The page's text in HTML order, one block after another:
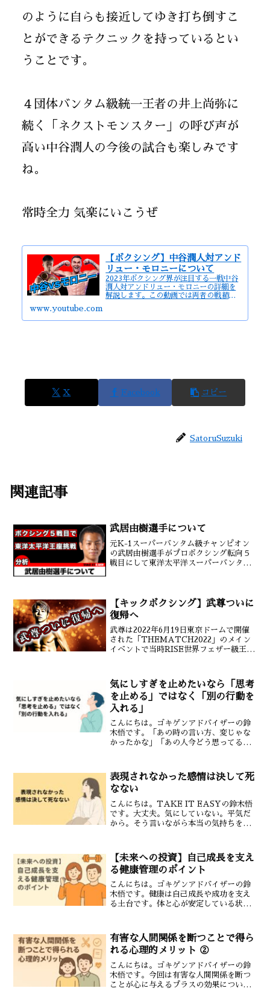
のように自らも接近してゆき打ち倒すこ
とができるテクニックを持っているとい
うことです。
４団体バンタム級統一王者の井上尚弥に
続く「ネクストモンスター」の呼び声が
高い中谷潤人の今後の試合も楽しみです
ね。
常時全力 気楽にいこうぜ
【ボクシング】中谷潤人対アンド
リュー・モロニーについて
2023年ボクシング界が注目する一戦中谷
潤人対アンドリュー・モロニーの詳細を
解説します。この動画では両者の戦績、
クシング #K1 #キックボクシング #シュ
www.youtube.com
X Facebook コピー
SatoruSuzuki
関連記事
武居由樹選手について
元K-1スーパーバンタム級チャンピオン
の武居由樹選手がプロボクシング転向５
戦目にして東洋太平洋スーパーバンタム
ナル選手。その事につい...
【キックボクシング】武尊ついに
復帰へ
武尊は2022年6月19日東京ドームで開催
された「THEMATCH2022」のメイン
イベントで当時RISE世界フェザー級王者
した。会見で武尊は複数の故障や未公表
だった腰...
気にしすぎを止めたいなら「思考
を止める」ではなく「別の行動を
入れる」
こんにちは。ゴキゲンアドバイザーの鈴
木悟です。「あの時の言い方、変じゃな
かったかな」「あの人今どう思ってるか
は“考えるのをやめよう”とするほど頭
の中ではその考えが強くな...
表現されなかった感情は決して死
なない
こんにちは。TAKE IT EASYの鈴木悟
です。大丈夫。気にしていない。平気だ
から。そう言いながら本当の気持ちを飲
できません。表現されなかった感情は心
の奥に残り続けま...
【未来への投資】自己成長を支え
る健康管理のポイント
こんにちは。ゴキゲンアドバイザーの鈴
木悟です。健康は自己成長や成功を支え
る土台です。体と心が安定している状態
っても健康が損なわれていてはその実現
力は発揮されません。この...
有害な人間関係を断つことで得ら
れる心理的メリット ②
こんにちは。ゴキゲンアドバイザーの鈴
木悟です。今回は有害な人間関係を断つ
ことが心に与えるプラスの効果について